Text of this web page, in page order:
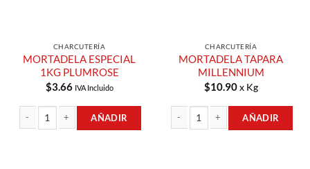
CHARCUTERÍA
MORTADELA ESPECIAL
1KG PLUMROSE
$3.66 IVA Incluido
AÑADIR
CHARCUTERÍA
MORTADELA TAPARA
MILLENNIUM
$10.90x Kg
AÑADIR